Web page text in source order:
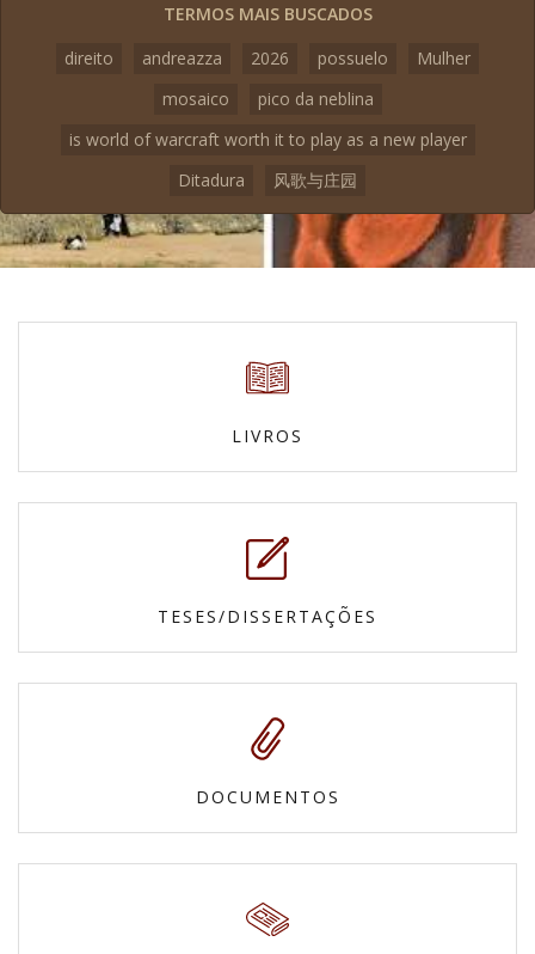
TERMOS MAIS BUSCADOS
direito
andreazza 2026 possuelo
Mulher
mosaico
pico da neblina
is world of warcraft worth it to play as a new player
Ditadura
风歌与庄园
LIVROS
TESES/DISSERTAÇÕES
DOCUMENTOS